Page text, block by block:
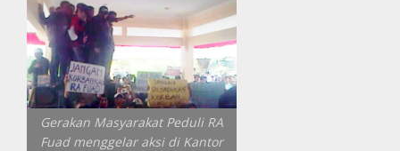
Gerakan Masyarakat Peduli RA
Fuad menggelar aksi di Kantor